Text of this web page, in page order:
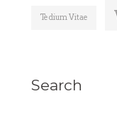
Tedium Vitae
Search